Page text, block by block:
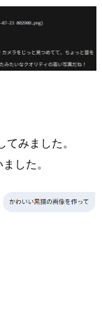
みました。
した。